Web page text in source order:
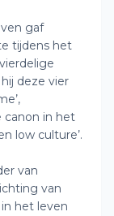
gaf
tijdens het
deze vier
canon in het
low culture’.
van
van
het leven